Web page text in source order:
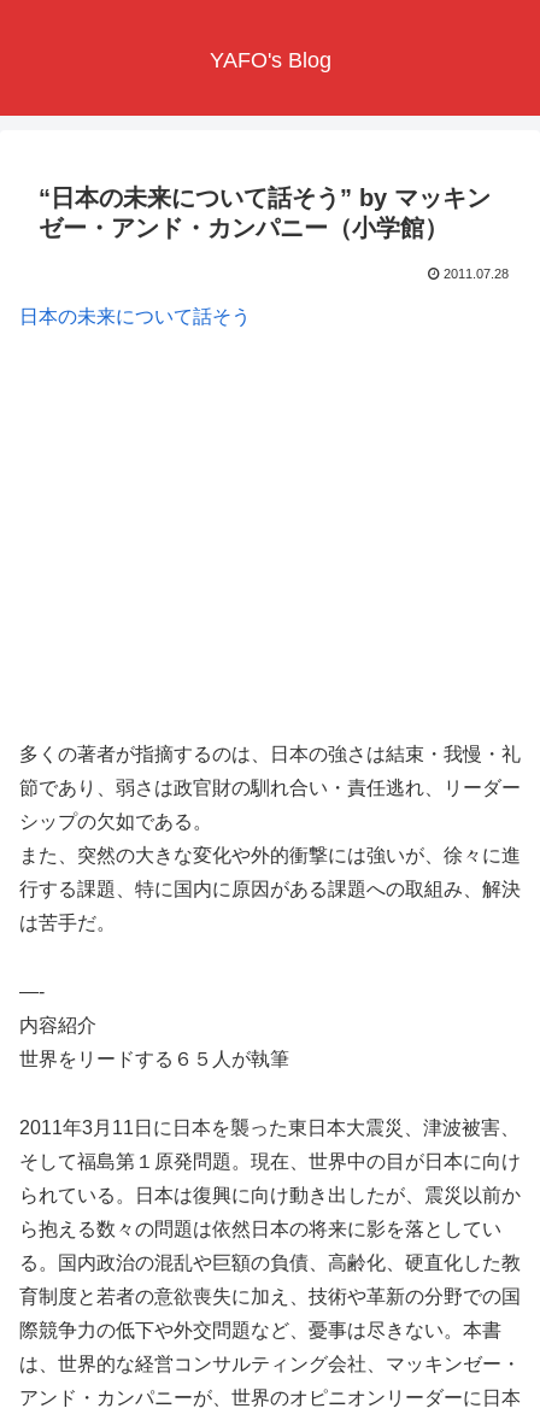
YAFO's Blog
“日本の未来について話そう” by マッキン
ゼー・アンド・カンパニー（小学館）
2011.07.28
日本の未来について話そう
多くの著者が指摘するのは、日本の強さは結束・我慢・礼
節であり、弱さは政官財の馴れ合い・責任逃れ、リーダー
シップの欠如である。
また、突然の大きな変化や外的衝撃には強いが、徐々に進
行する課題、特に国内に原因がある課題への取組み、解決
は苦手だ。
—-
内容紹介
世界をリードする６５人が執筆
2011年3月11日に日本を襲った東日本大震災、津波被害、
そして福島第１原発問題。現在、世界中の目が日本に向け
られている。日本は復興に向け動き出したが、震災以前か
ら抱える数々の問題は依然日本の将来に影を落としてい
る。国内政治の混乱や巨額の負債、高齢化、硬直化した教
育制度と若者の意欲喪失に加え、技術や革新の分野での国
際競争力の低下や外交問題など、憂事は尽きない。本書
は、世界的な経営コンサルティング会社、マッキンゼー・
アンド・カンパニーが、世界のオピニオンリーダーに日本